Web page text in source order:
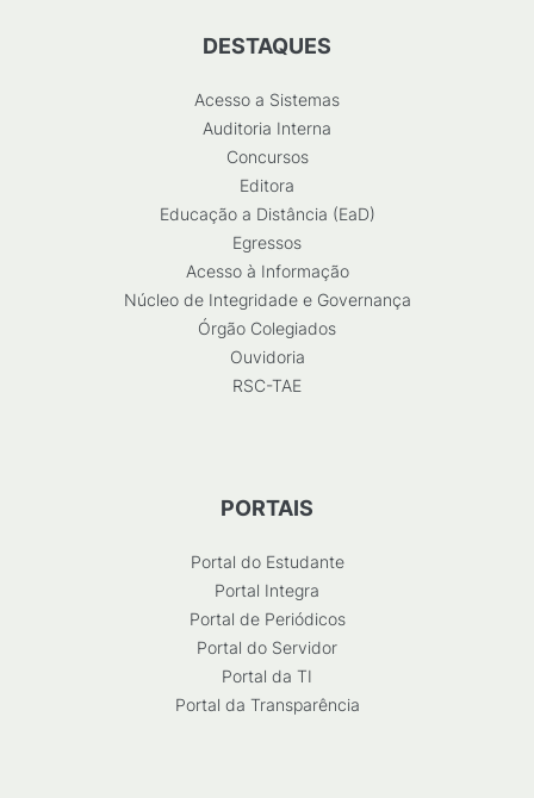
DESTAQUES
Acesso a Sistemas
Auditoria Interna
Concursos
Editora
Educação a Distância (EaD)
Egressos
Acesso à Informação
Núcleo de Integridade e Governança
Órgão Colegiados
Ouvidoria
RSC-TAE
PORTAIS
Portal do Estudante
Portal Integra
Portal de Periódicos
Portal do Servidor
Portal da TI
Portal da Transparência